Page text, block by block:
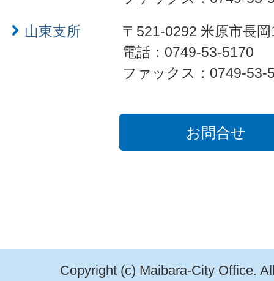
山東支所
〒521-0292 米原市長
電話：0749-53-5170
ファックス：0749-53-
お問合せ
Copyright (c) Maibara-City Office.